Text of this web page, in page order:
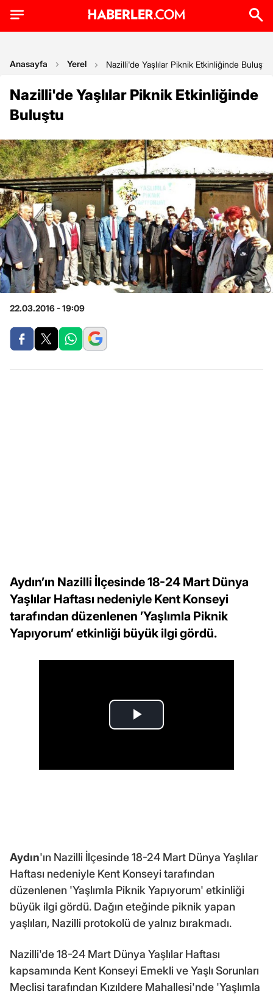
Anasayfa Yerel Nazilli'de Yaşlılar Piknik Etkinliğinde Buluştu
Nazilli'de Yaşlılar Piknik Etkinliğinde
Buluştu
22.03.2016 - 19:09
Aydın’ın Nazilli İlçesinde 18-24 Mart Dünya
Yaşlılar Haftası nedeniyle Kent Konseyi
tarafından düzenlenen ’Yaşlımla Piknik
Yapıyorum’ etkinliği büyük ilgi gördü.
Aydın'ın Nazilli İlçesinde 18-24 Mart Dünya Yaşlılar
Haftası nedeniyle Kent Konseyi tarafından
düzenlenen 'Yaşlımla Piknik Yapıyorum' etkinliği
büyük ilgi gördü. Dağın eteğinde piknik yapan
yaşlıları, Nazilli protokolü de yalnız bırakmadı.
Nazilli'de 18-24 Mart Dünya Yaşlılar Haftası
kapsamında Kent Konseyi Emekli ve Yaşlı Sorunları
Meclisi tarafından Kızıldere Mahallesi'nde 'Yaşlımla